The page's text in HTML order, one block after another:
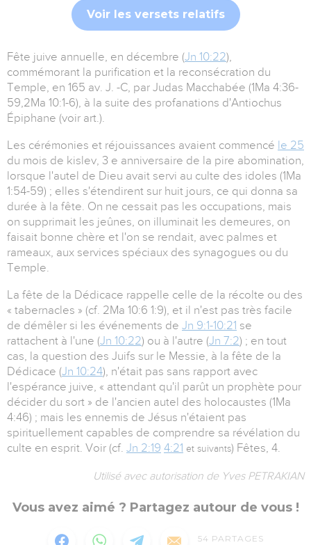
Voir les versets relatifs
Fête juive annuelle, en décembre (Jn 10:22),
commémorant la purification et la reconsécration du
Temple, en 165 av. J. -C, par Judas Macchabée (1Ma 4:36-
59,2Ma 10:1-6), à la suite des profanations d'Antiochus
Épiphane (voir art.).
Les cérémonies et réjouissances avaient commencé le 25
du mois de kislev, 3 e anniversaire de la pire abomination,
lorsque l'autel de Dieu avait servi au culte des idoles (1Ma
1:54-59) ; elles s'étendirent sur huit jours, ce qui donna sa
durée à la fête. On ne cessait pas les occupations, mais
on supprimait les jeûnes, on illuminait les demeures, on
faisait bonne chère et l'on se rendait, avec palmes et
rameaux, aux services spéciaux des synagogues ou du
Temple.
La fête de la Dédicace rappelle celle de la récolte ou des
« tabernacles » (cf. 2Ma 10:6 1:9), et il n'est pas très facile
de démêler si les événements de Jn 9:1-10:21 se
rattachent à l'une (Jn 10:22) ou à l'autre (Jn 7:2) ; en tout
cas, la question des Juifs sur le Messie, à la fête de la
Dédicace (Jn 10:24), n'était pas sans rapport avec
l'espérance juive, « attendant qu'il parût un prophète pour
décider du sort » de l'ancien autel des holocaustes (1Ma
4:46) ; mais les ennemis de Jésus n'étaient pas
spirituellement capables de comprendre sa révélation du
culte en esprit. Voir (cf. Jn 2:19 4:21 et suivants) Fêtes, 4.
Utilisé avec autorisation de Yves PETRAKIAN
Vous avez aimé ? Partagez autour de vous !
54 PARTAGES